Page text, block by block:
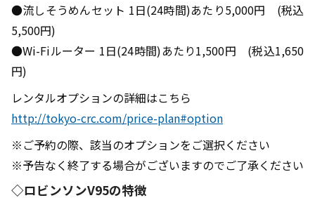
●流しそうめんセット 1日(24時間)あたり5,000円 (税込
5,500円)
●Wi-Fiルーター 1日(24時間)あたり1,500円 (税込1,650
円)
レンタルオプションの詳細はこちら
http://tokyo-crc.com/price-plan#option
※ご予約の際、該当のオプションをご選択ください
※予告なく終了する場合がございますのでご了承ください
◇ロビンソンV95の特徴